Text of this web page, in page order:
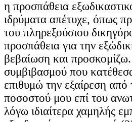
η προσπάθεια
ιδρύματα απέτυχε, όπως
του πληρεξούσιου
προσπάθεια για την
βεβαίωση και
συμβιβασμού που
επιθυμώ την εξαίρεση από
ποσοστού μου επί του
λόγω ιδιαίτερα χαμηλής